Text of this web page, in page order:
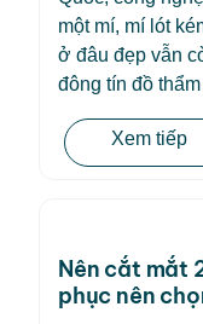
một mí, mí lót
ở đâu đẹp vẫn
đông tín đồ
Xem tiếp
Nên cắt mắt
phục nên